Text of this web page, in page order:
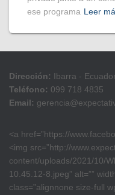
ese programa Leer
Dirección: Ibarra - Ecuador
Teléfono: 099 718 4835
Email:
<a href=”https://
<img src=”http://
content/uploads/2021/10/
10.45.12-8.jpeg” alt=””
class=”alignnone size-full